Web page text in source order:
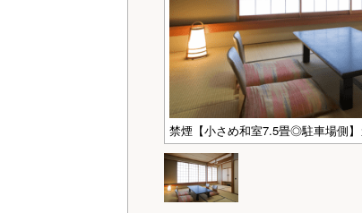
禁煙【小さめ和室7.5畳◎駐車場側